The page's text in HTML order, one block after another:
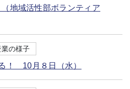
地域活性部ボランティア
の様子
！ 10月８日（水）